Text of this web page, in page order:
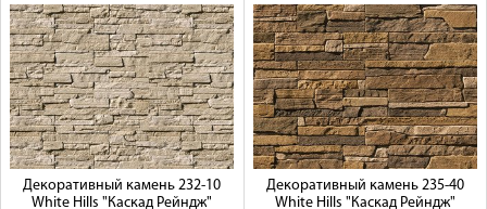
Декоративный камень 232-10
White Hills "Каскад Рейндж"
Декоративный камень 235-40
White Hills "Каскад Рейндж"